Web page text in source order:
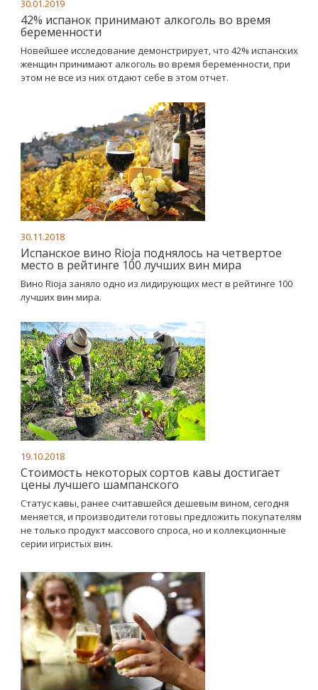
30.01.2019
42% испанок принимают алкоголь во время
беременности
Новейшее исследование демонстрирует, что 42% испанских
женщин принимают алкоголь во время беременности, при
этом не все из них отдают себе в этом отчет.
30.11.2018
Испанское вино Rioja поднялось на четвертое
место в рейтинге 100 лучших вин мира
Вино Rioja заняло одно из лидирующих мест в рейтинге 100
лучших вин мира.
19.10.2018
Стоимость некоторых сортов кавы достигает
цены лучшего шампанского
Статус кавы, ранее считавшейся дешевым вином, сегодня
меняется, и производители готовы предложить покупателям
не только продукт массового спроса, но и коллекционные
серии игристых вин.